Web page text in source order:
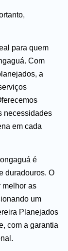
para quem
Com
a
necessidades
em cada
é
duradouros. O
melhor as
um
Planejados
com a garantia